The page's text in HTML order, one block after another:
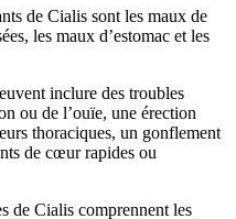
de Cialis sont les maux de
les maux d’estomac et les
inclure des troubles
ou de l’ouïe, une érection
thoraciques, un gonflement
de cœur rapides ou
de Cialis comprennent les